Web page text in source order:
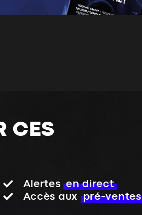
CES
Alertes en direct
Accès aux pré-ventes